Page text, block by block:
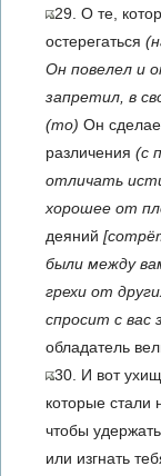
29. О те,
остерегаться
Он повелел и
запретил, в
(то) Он
различения (с
отличать
хорошее от
деяний
были между
грехи от
спросит с вас
обладатель
30. И вот
которые
чтобы
или изгнать